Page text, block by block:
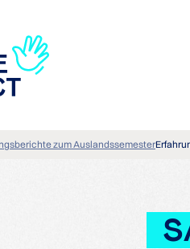
zum Auslandssemester